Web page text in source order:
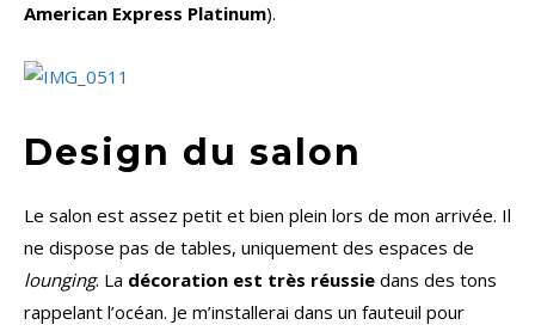
American Express Platinum).
Design du salon
Le salon est assez petit et bien plein lors de mon arrivée. Il
ne dispose pas de tables, uniquement des espaces de
lounging. La décoration est très réussie dans des tons
rappelant l’océan. Je m’installerai dans un fauteuil pour